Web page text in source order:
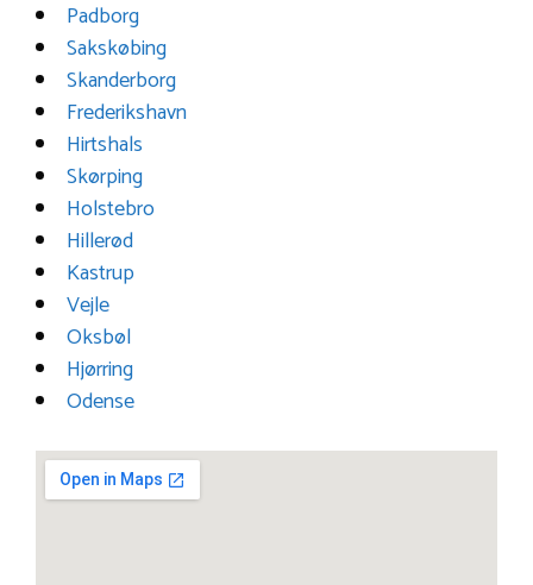
Padborg
Sakskøbing
Skanderborg
Frederikshavn
Hirtshals
Skørping
Holstebro
Hillerød
Kastrup
Vejle
Oksbøl
Hjørring
Odense